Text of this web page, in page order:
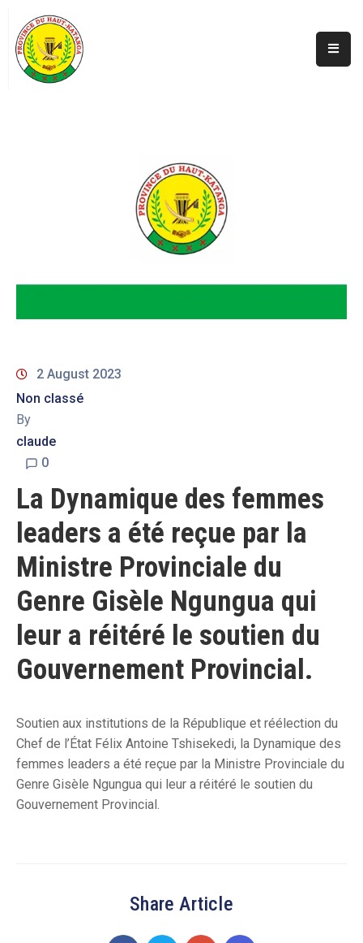
Accueil
2 August 2023
Non classé
By
claude
0
La Dynamique des femmes
leaders a été reçue par la
Ministre Provinciale du
Genre Gisèle Ngungua qui
leur a réitéré le soutien du
Gouvernement Provincial.
Soutien aux institutions de la République et réélection du
Chef de l’État Félix Antoine Tshisekedi, la Dynamique des
femmes leaders a été reçue par la Ministre Provinciale du
Genre Gisèle Ngungua qui leur a réitéré le soutien du
Gouvernement Provincial.
Share Article